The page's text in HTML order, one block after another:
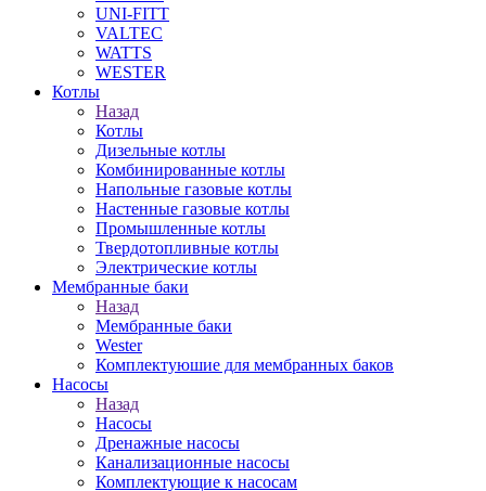
UNI-FITT
VALTEC
WATTS
WESTER
Котлы
Назад
Котлы
Дизельные котлы
Комбинированные котлы
Напольные газовые котлы
Настенные газовые котлы
Промышленные котлы
Твердотопливные котлы
Электрические котлы
Мембранные баки
Назад
Мембранные баки
Wester
Комплектуюшие для мембранных баков
Насосы
Назад
Насосы
Дренажные насосы
Канализационные насосы
Комплектующие к насосам